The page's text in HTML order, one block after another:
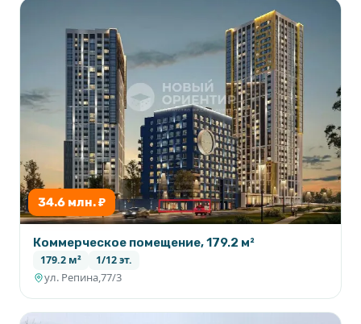
34.6 млн. ₽
Коммерческое помещение, 179.2 м²
179.2 м² 1/12 эт.
ул. Репина,77/3